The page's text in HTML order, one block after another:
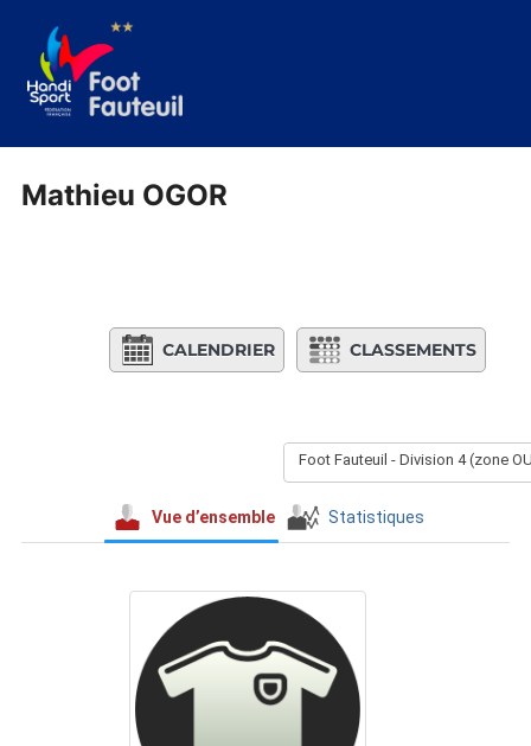
contenu
Mathieu OGOR
CALENDRIER CLASSEMENTS
Foot Fauteuil - Division 4 (zone
Vue d’ensemble Statistiques